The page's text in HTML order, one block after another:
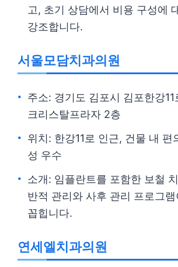
고, 초기 상담에서 비용 구성에
강조합니다.
서울모담치과의원
주소: 경기도 김포시 김포한강
크리스탈프라자 2층
위치: 한강11로 인근, 건물 내 편
성 우수
소개: 임플란트를 포함한 보철
반적 관리와 사후 관리 프로그램
꼽힙니다.
연세엘치과의원